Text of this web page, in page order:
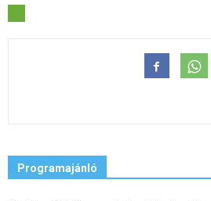
Programajánló